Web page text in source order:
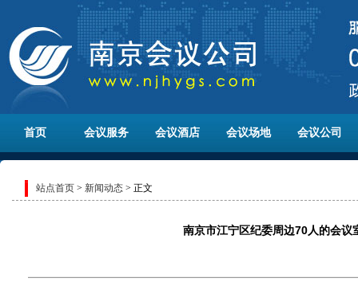
首页 会议服务 会议酒店 会议场地 会议公司
站点首页 > 新闻动态 > 正文
南京市江宁区纪委周边70人的会议